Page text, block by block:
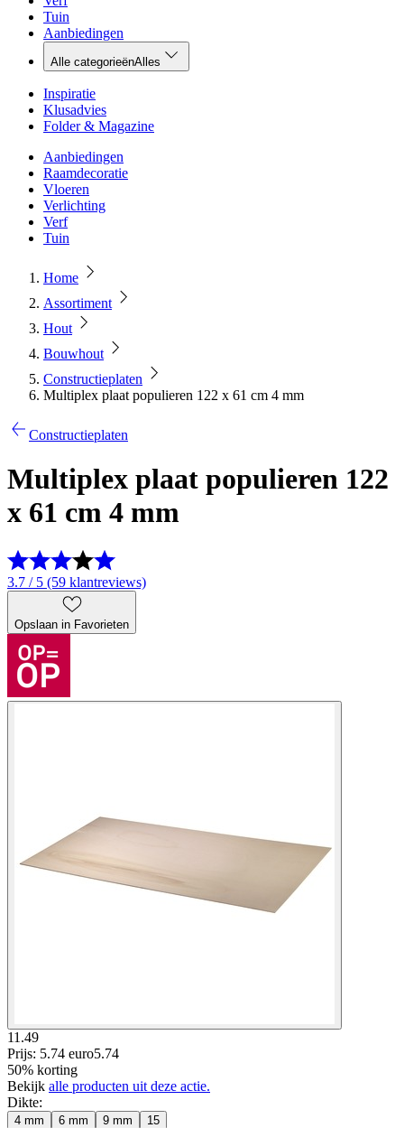
Tuin
Aanbiedingen
Alle categorieënAlles
Inspiratie
Klusadvies
Folder & Magazine
Aanbiedingen
Raamdecoratie
Vloeren
Verlichting
Verf
Tuin
Home
Assortiment
Hout
Bouwhout
Constructieplaten
Multiplex plaat populieren 122 x 61 cm 4 mm
Constructieplaten
Multiplex plaat populieren 122
x 61 cm 4 mm
3.7 / 5 (59 klantreviews)
Opslaan in Favorieten
11.49
Prijs: 5.74 euro5.74
50% korting
Bekijk alle producten uit deze actie.
Dikte:
4 mm 6 mm 9 mm 15